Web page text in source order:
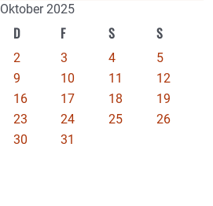
Oktober 2025
D F S S
2 3 4
5
9 10 11
12
16 17 18
19
23 24 25
26
30
31